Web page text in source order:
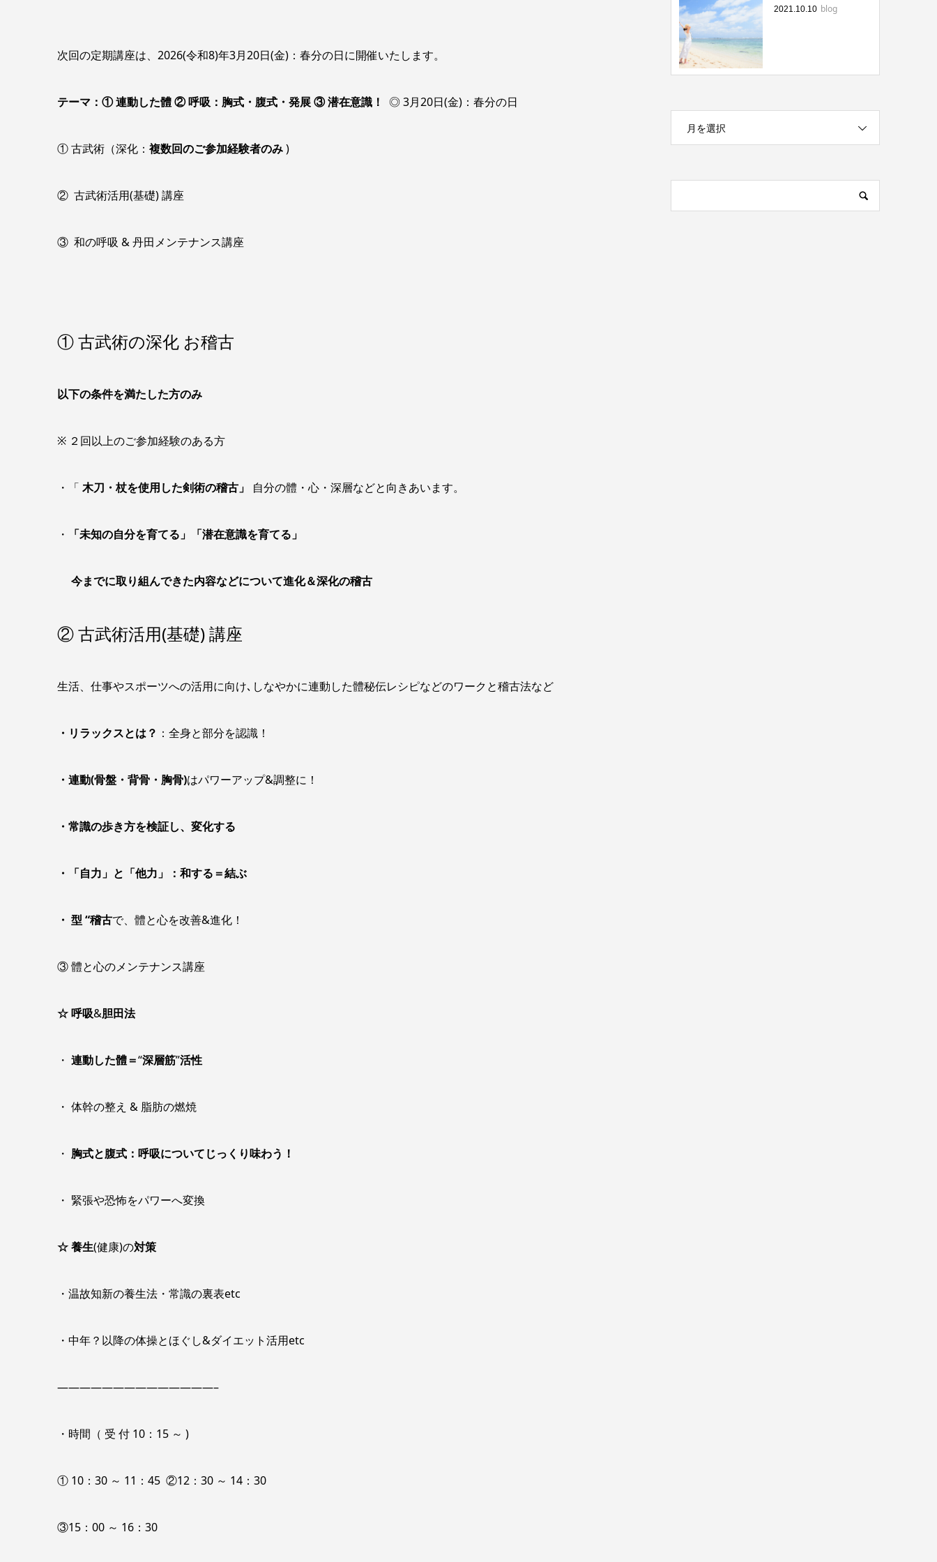
次回の定期講座は、2026(令和8)年3月20日(金)：春分の日に開催いたします。
テーマ：① 連動した體 ② 呼吸：胸式・腹式・発展 ③ 潜在意識！ ◎ 3月20日(金)：春分の日
① 古武術（深化： 複数回のご参加経験者のみ)
② 古武術活用(基礎) 講座
③ 和の呼吸 & 丹田メンテナンス講座
① 古武術の深化 お稽古
以下の条件を満たした方のみ
※ ２回以上のご参加経験のある方
・「 木刀・杖を使用した剣術の稽古」 自分の體・心・深層などと向きあいます。
・ 「未知の自分を育てる」 「潜在意識を育てる」
今までに取り組んできた内容などについて進化＆深化の稽古
② 古武術活用(基礎) 講座
生活、仕事やスポーツへの活用に向け､しなやかに連動した體秘伝レシピなどのワークと稽古法など
・リラックスとは？ ：全身と部分を認識！
・連動(骨盤・背骨・胸骨)はパワーアップ&調整に！
・常識の歩き方を検証し、変化する
・「自力」と「他力」：和する＝結ぶ
・ 型 “稽古で、體と心を改善&進化！
③ 體と心のメンテナンス講座
☆ 呼吸&胆田法
・ 連動した體＝“深層筋”活性
・ 体幹の整え & 脂肪の燃焼
・ 胸式と腹式：呼吸についてじっくり味わう！
・ 緊張や恐怖をパワーへ変換
☆ 養生(健康)の対策
・温故知新の養生法・常識の裏表etc
・中年？以降の体操とほぐし&ダイエット活用etc
——————————————–
・時間（ 受 付 10：15 ～ )
① 10：30 ～ 11：45 ②12：30 ～ 14：30
③15：00 ～ 16：30
2021.10.10 blog
月を選択